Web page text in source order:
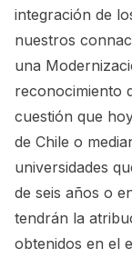
integración de
nuestros
una
reconocimiento
cuestión que
de Chile o
universidades
de seis años o
tendrán la
obtenidos en el